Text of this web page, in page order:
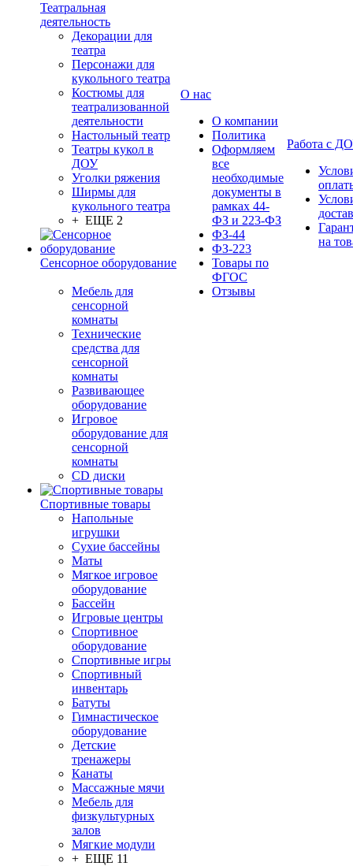
Театральная
деятельность
Декорации для
театра
Персонажи для
кукольного театра
Костюмы для
театрализованной
деятельности
Настольный театр
Театры кукол в
ДОУ
Уголки ряжения
Ширмы для
кукольного театра
+ ЕЩЕ 2
Сенсорное оборудование
Мебель для
сенсорной
комнаты
Технические
средства для
сенсорной
комнаты
Развивающее
оборудование
Игровое
оборудование для
сенсорной
комнаты
CD диски
Спортивные товары
Напольные
игрушки
Сухие бассейны
Маты
Мягкое игровое
оборудование
Бассейн
Игровые центры
Спортивное
оборудование
Спортивные игры
Спортивный
инвентарь
Батуты
Гимнастическое
оборудование
Детские
тренажеры
Канаты
Массажные мячи
Мебель для
физкультурных
залов
Мягкие модули
+ ЕЩЕ 11
О нас
О компании
Политика
Оформляем
все
необходимые
документы в
рамках 44-
ФЗ и 223-ФЗ
ФЗ-44
ФЗ-223
Товары по
ФГОС
Отзывы
Работа с
на